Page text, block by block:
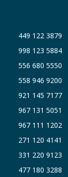
449 122 3879
998 123 5884
556 680 5550
558 946 9200
921 145 7177
967 131 5051
967 111 1202
271 120 4141
331 220 9123
477 180 3288